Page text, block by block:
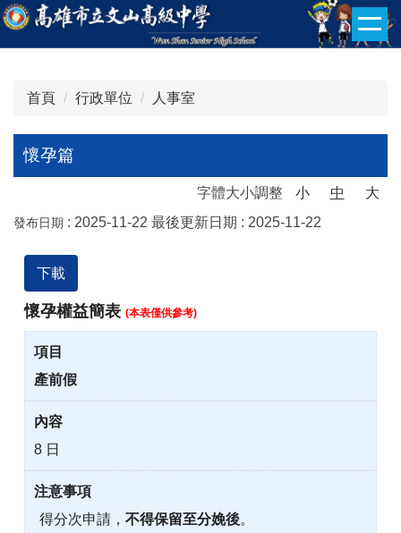
跳
到
首頁 行政單位 人事室
懷孕篇
字體大小調整 小 中 大
發布日期 : 2025-11-22 最後更新日期 : 2025-11-22
下載
懷孕權益簡表 (本表僅供參考)
產前假
8 日
得分次申請， 不得保留至分娩後。